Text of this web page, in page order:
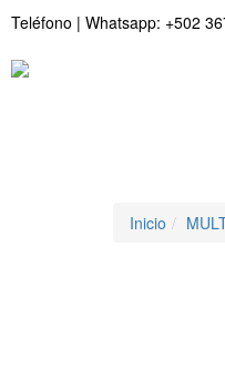
Teléfono | Whatsapp: +502
Inicio